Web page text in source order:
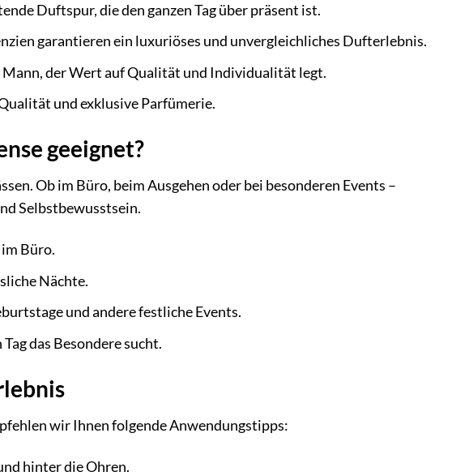
Duftspur, die den ganzen Tag über präsent ist.
garantieren ein luxuriöses und unvergleichliches Dufterlebnis.
Mann, der Wert auf Qualität und Individualität legt.
und exklusive Parfümerie.
geeignet?
Ob im Büro, beim Ausgehen oder bei besonderen Events –
Selbstbewusstsein.
Büro.
Nächte.
und andere festliche Events.
das Besondere sucht.
wir Ihnen folgende Anwendungstipps:
hinter die Ohren.